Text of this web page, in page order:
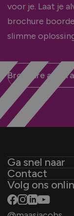
voor je. Laat je
brochure
slimme
Brochure
Ga snel naar
Kozijnen
Deuren
Schuifpuien
Contact
De Ambachten
4881 XZ Zundert
Volg ons